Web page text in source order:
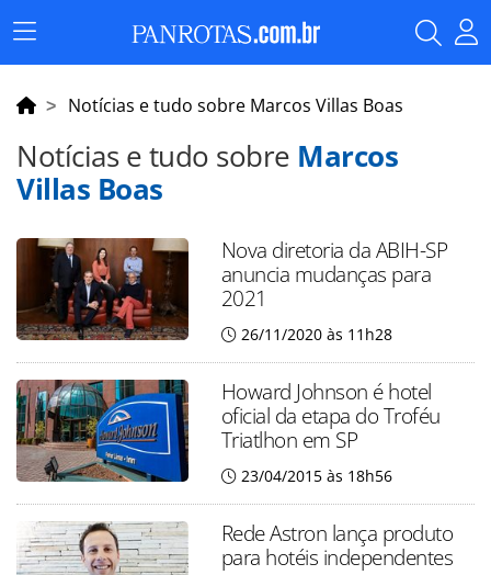
Menu
Principal
Notícias e tudo sobre Marcos Villas Boas
Notícias e tudo sobre Marcos
Villas Boas
Nova diretoria da ABIH-SP
anuncia mudanças para
2021
26/11/2020 às 11h28
Howard Johnson é hotel
oficial da etapa do Troféu
Triatlhon em SP
23/04/2015 às 18h56
Rede Astron lança produto
para hotéis independentes